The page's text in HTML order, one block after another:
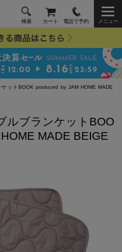
検索 カート 電話で予約 メニュー
ットBOOK produced by JAM HOME MADE
ルブランケットBOO
MADE BEIGE